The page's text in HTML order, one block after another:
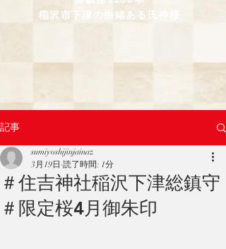
稲沢市下津の由緒ある氏神様
記事
＃住吉神社稲沢下津総鎮守
＃限定桜4月御朱印
sumiyoshijinjainaz
3月19日 読了時間: 1分